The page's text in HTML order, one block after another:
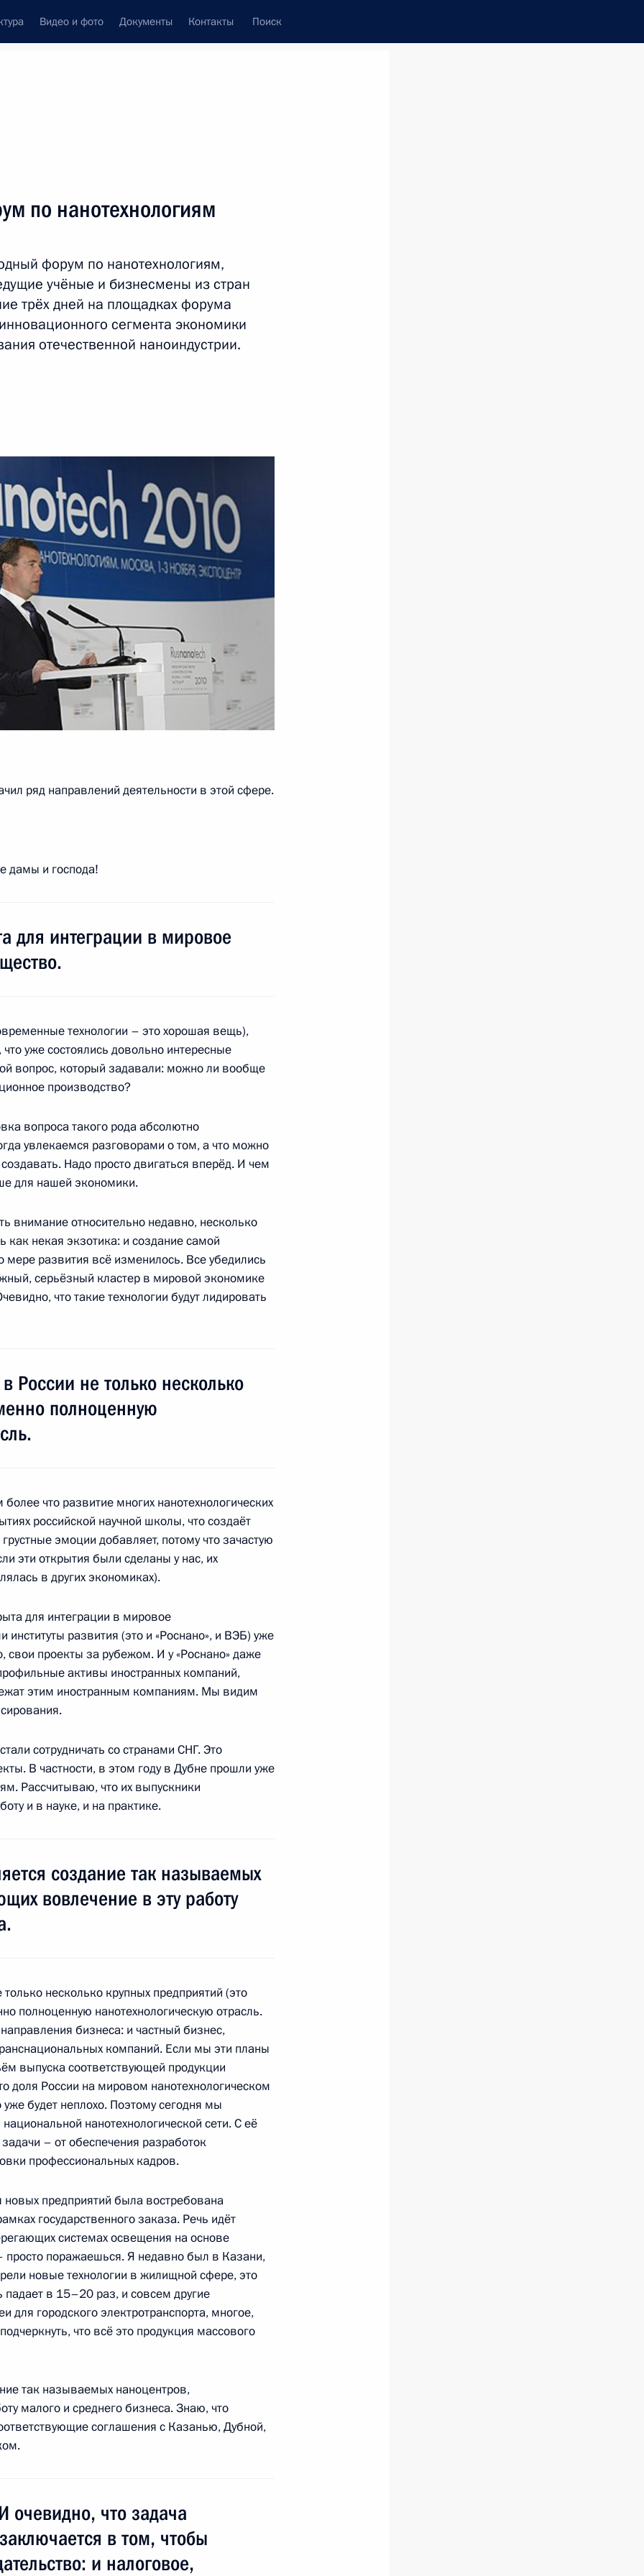
Видео и фото Документы Контакты Поиск
Пресс-конференции
Статьи
5
с Днём народного
Халифой Аль-Тани 2
Сахалинской области
российских вузов
1
вьетнамских
переговорах
1
сотрудничества
судебной системы
Президента
службы
Горки
1
Горки
по нанотехнологиям
форум по нанотехнологиям,
учёные и бизнесмены из стран
трёх дней на площадках форума
сегмента экономики
отечественной наноиндустрии.
ряд направлений деятельности в этой сфере.
дамы и господа!
для интеграции в мировое
технологии – это хорошая вещь),
уже состоялись довольно интересные
вопрос, который задавали: можно ли вообще
производство?
вопроса такого рода абсолютно
увлекаемся разговорами о том, а что можно
Надо просто двигаться вперёд. И чем
для нашей экономики.
внимание относительно недавно, несколько
как некая экзотика: и создание самой
мере развития всё изменилось. Все убедились
серьёзный кластер в мировой экономике
что такие технологии будут лидировать
России не только несколько
полноценную
что развитие многих нанотехнологических
российской научной школы, что создаёт
эмоции добавляет, потому что зачастую
эти открытия были сделаны у нас, их
в других экономиках).
для интеграции в мировое
развития (это и «Роснано», и ВЭБ) уже
свои проекты за рубежом. И у «Роснано» даже
активы иностранных компаний,
этим иностранным компаниям. Мы видим
сотрудничать со странами СНГ. Это
В частности, в этом году в Дубне прошли уже
Рассчитываю, что их выпускники
и в науке, и на практике.
создание так называемых
вовлечение в эту работу
несколько крупных предприятий (это
полноценную нанотехнологическую отрасль.
бизнеса: и частный бизнес,
компаний. Если мы эти планы
выпуска соответствующей продукции
доля России на мировом нанотехнологическом
будет неплохо. Поэтому сегодня мы
нанотехнологической сети. С её
– от обеспечения разработок
профессиональных кадров.
предприятий была востребована
государственного заказа. Речь идёт
системах освещения на основе
просто поражаешься. Я недавно был в Казани,
новые технологии в жилищной сфере, это
падает в 15–20 раз, и совсем другие
для городского электротранспорта, многое,
что всё это продукция массового
так называемых наноцентров,
малого и среднего бизнеса. Знаю, что
соглашения с Казанью, Дубной,
очевидно, что задача
в том, чтобы
и налоговое,